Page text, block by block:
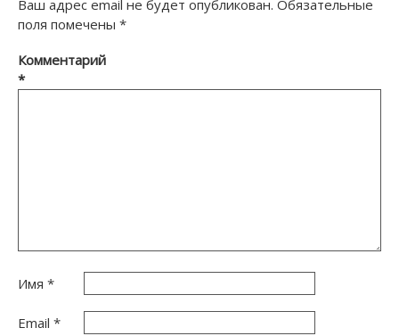
Ваш адрес email не будет опубликован. Обязательные
поля помечены *
Комментарий
*
Имя *
Email *